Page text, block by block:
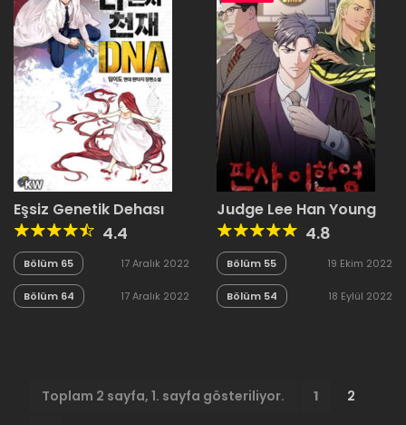
Eşsiz Genetik Dehası
4.4
Bölüm 65 17 Aralık 2022
Bölüm 64 17 Aralık 2022
Judge Lee Han Young
4.8
Bölüm 55 19 Ekim 2022
Bölüm 54 18 Eylül 2022
Toplam 2 sayfa, 1. sayfa gösteriliyor. 1
2